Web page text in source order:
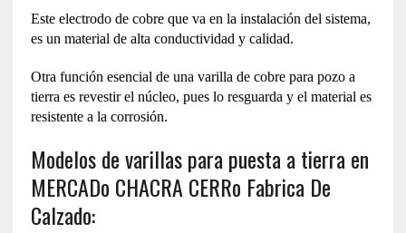
Este electrodo de cobre que va en la instalación del sistema,
es un material de alta conductividad y calidad.
Otra función esencial de una varilla de cobre para pozo a
tierra es revestir el núcleo, pues lo resguarda y el material es
resistente a la corrosión.
Modelos de varillas para puesta a tierra en
MERCADo CHACRA CERRo Fabrica De
Calzado: